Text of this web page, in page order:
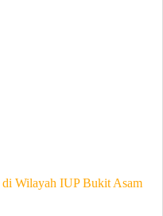
Wilayah IUP Bukit Asam